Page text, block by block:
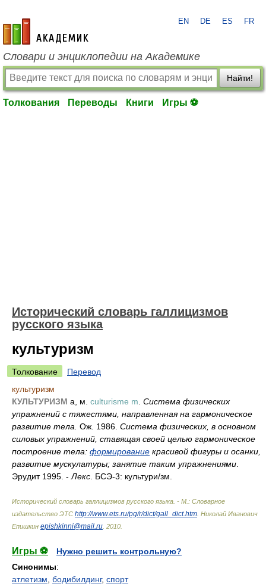
academic.ru
EN DE ES FR
Словари и энциклопедии на Академике
Найти!
Толкования Переводы Книги Игры ⚽
Исторический словарь галлицизмов
русского языка
культуризм
Толкование
Перевод
культуризм
КУЛЬТУРИЗМ а, м. culturisme m Система физических
упражнений с тяжестями, направленная на гармоническое
развитие тела. Ож. 1986. Система физических, в основном
силовых упражнений, ставящая своей целью гармоническое
построение тела: формирование красивой фигуры и осанки,
развитие мускулатуры; занятие таким упражнениями
Эрудит 1995. - Лекс . БСЭ-3: культури/зм.
Исторический словарь галлицизмов русского языка. - М.: Словарное
издательство ЭТС http://www.ets.ru/pg/r/dict/gall_dict.htm Николай Иванович
Епишкин epishkinni@mail.ru 2010
Игры ⚽
Нужно решить контрольную?
Синонимы:
атлетизм бодибилдинг, спорт